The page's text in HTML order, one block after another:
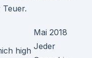
Mai 2018
Jeder